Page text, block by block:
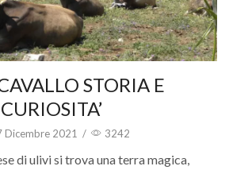
STORIA E
CURIOSITA’
Dicembre 2021 / 3242
di ulivi si trova una terra magica,